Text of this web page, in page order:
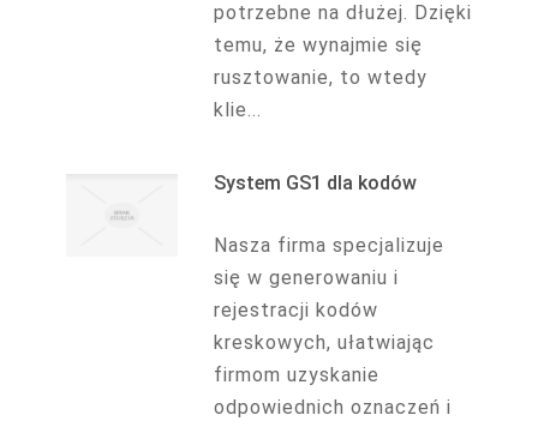
potrzebne na dłużej. Dzięki
temu, że wynajmie się
rusztowanie, to wtedy
klie...
System GS1 dla kodów
Nasza firma specjalizuje
się w generowaniu i
rejestracji kodów
kreskowych, ułatwiając
firmom uzyskanie
odpowiednich oznaczeń i